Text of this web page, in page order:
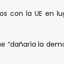
con la UE
la